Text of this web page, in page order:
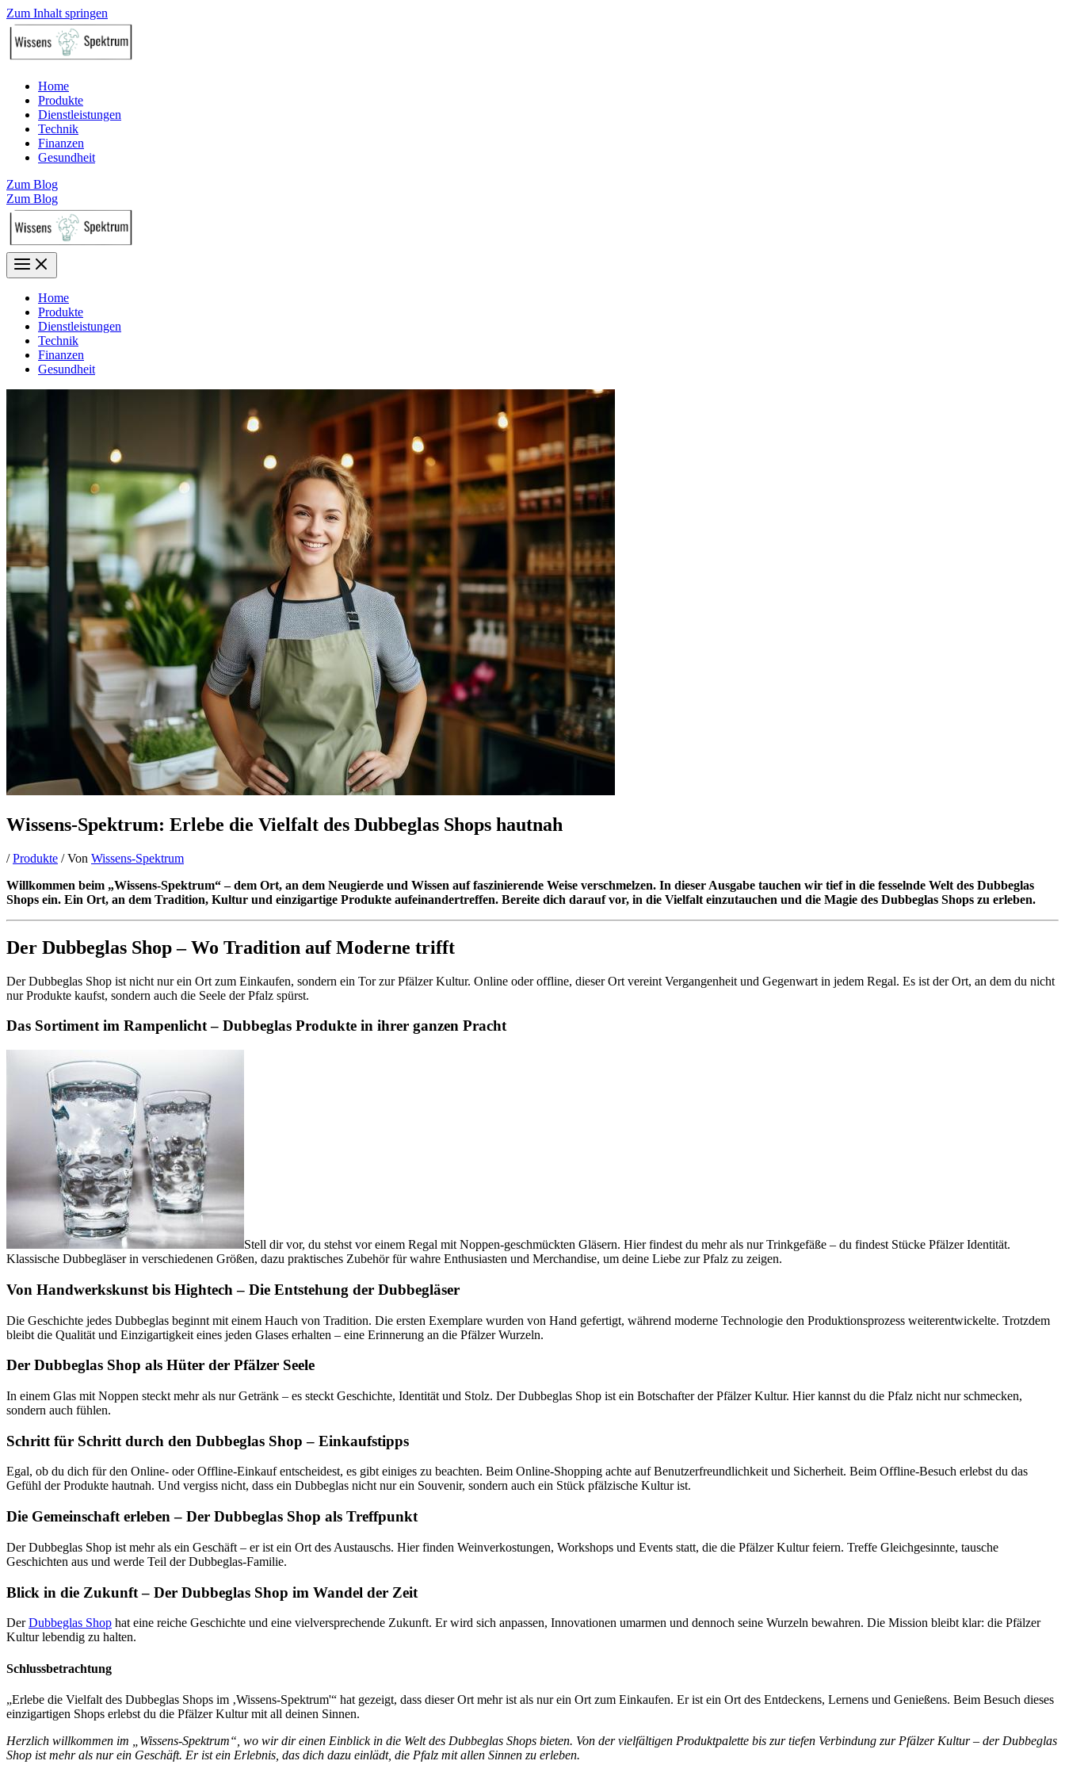
Zum Inhalt springen
Home
Produkte
Dienstleistungen
Technik
Finanzen
Gesundheit
Zum Blog
Zum Blog
Home
Produkte
Dienstleistungen
Technik
Finanzen
Gesundheit
Wissens-Spektrum: Erlebe die Vielfalt des Dubbeglas Shops hautnah
/Produkte / Von Wissens-Spektrum
Willkommen beim „Wissens-Spektrum“ – dem Ort, an dem Neugierde und Wissen auf faszinierende Weise verschmelzen. In dieser Ausgabe tauchen wir tief in die fesselnde Welt des Dubbeglas
Shops ein. Ein Ort, an dem Tradition, Kultur und einzigartige Produkte aufeinandertreffen. Bereite dich darauf vor, in die Vielfalt einzutauchen und die Magie des Dubbeglas Shops zu erleben.
Der Dubbeglas Shop – Wo Tradition auf Moderne trifft
Der Dubbeglas Shop ist nicht nur ein Ort zum Einkaufen, sondern ein Tor zur Pfälzer Kultur. Online oder offline, dieser Ort vereint Vergangenheit und Gegenwart in jedem Regal. Es ist der Ort, an dem du nicht
nur Produkte kaufst, sondern auch die Seele der Pfalz spürst.
Das Sortiment im Rampenlicht – Dubbeglas Produkte in ihrer ganzen Pracht
Stell dir vor, du stehst vor einem Regal mit Noppen-geschmückten Gläsern. Hier findest du mehr als nur Trinkgefäße – du findest Stücke Pfälzer Identität.
Klassische Dubbegläser in verschiedenen Größen, dazu praktisches Zubehör für wahre Enthusiasten und Merchandise, um deine Liebe zur Pfalz zu zeigen.
Von Handwerkskunst bis Hightech – Die Entstehung der Dubbegläser
Die Geschichte jedes Dubbeglas beginnt mit einem Hauch von Tradition. Die ersten Exemplare wurden von Hand gefertigt, während moderne Technologie den Produktionsprozess weiterentwickelte. Trotzdem
bleibt die Qualität und Einzigartigkeit eines jeden Glases erhalten – eine Erinnerung an die Pfälzer Wurzeln.
Der Dubbeglas Shop als Hüter der Pfälzer Seele
In einem Glas mit Noppen steckt mehr als nur Getränk – es steckt Geschichte, Identität und Stolz. Der Dubbeglas Shop ist ein Botschafter der Pfälzer Kultur. Hier kannst du die Pfalz nicht nur schmecken,
sondern auch fühlen.
Schritt für Schritt durch den Dubbeglas Shop – Einkaufstipps
Egal, ob du dich für den Online- oder Offline-Einkauf entscheidest, es gibt einiges zu beachten. Beim Online-Shopping achte auf Benutzerfreundlichkeit und Sicherheit. Beim Offline-Besuch erlebst du das
Gefühl der Produkte hautnah. Und vergiss nicht, dass ein Dubbeglas nicht nur ein Souvenir, sondern auch ein Stück pfälzische Kultur ist.
Die Gemeinschaft erleben – Der Dubbeglas Shop als Treffpunkt
Der Dubbeglas Shop ist mehr als ein Geschäft – er ist ein Ort des Austauschs. Hier finden Weinverkostungen, Workshops und Events statt, die die Pfälzer Kultur feiern. Treffe Gleichgesinnte, tausche
Geschichten aus und werde Teil der Dubbeglas-Familie.
Blick in die Zukunft – Der Dubbeglas Shop im Wandel der Zeit
DerDubbeglas Shop hat eine reiche Geschichte und eine vielversprechende Zukunft. Er wird sich anpassen, Innovationen umarmen und dennoch seine Wurzeln bewahren. Die Mission bleibt klar: die Pfälzer
Kultur lebendig zu halten.
Schlussbetrachtung
„Erlebe die Vielfalt des Dubbeglas Shops im ‚Wissens-Spektrum'“ hat gezeigt, dass dieser Ort mehr ist als nur ein Ort zum Einkaufen. Er ist ein Ort des Entdeckens, Lernens und Genießens. Beim Besuch dieses
einzigartigen Shops erlebst du die Pfälzer Kultur mit all deinen Sinnen.
Herzlich willkommen im „Wissens-Spektrum“, wo wir dir einen Einblick in die Welt des Dubbeglas Shops bieten. Von der vielfältigen Produktpalette bis zur tiefen Verbindung zur Pfälzer Kultur – der Dubbeglas
Shop ist mehr als nur ein Geschäft. Er ist ein Erlebnis, das dich dazu einlädt, die Pfalz mit allen Sinnen zu erleben.